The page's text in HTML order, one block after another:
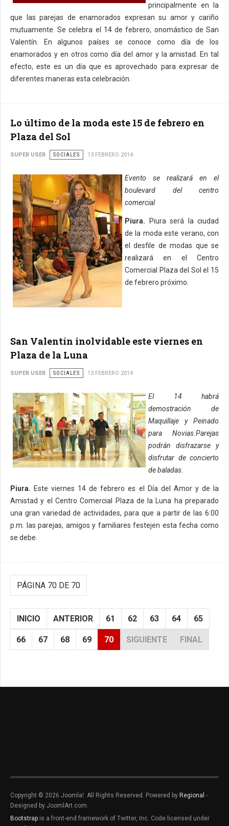
principalmente en la
que las parejas de enamorados expresan su amor y cariño
mutuamente. Se celebra el 14 de febrero, onomástico de San
Valentín. En algunos países se conoce como día de los
enamorados y en otros como día del amor y la amistad. En tal
efecto, este es un día que es aprovechado para expresar de
diferentes maneras esta celebración.
Lo último de la moda este 15 de febrero en
Plaza del Sol
SUPER USER SOCIALES 13 FEBRERO 2014
Evento se realizará en el
boulevard del centro
comercial
Piura. Piura será la ciudad
de la moda este verano, con
el desfile de modas que se
realizará en el Centro
Comercial Plaza del Sol el 15
de febrero próximo.
San Valentín inolvidable este viernes en
Plaza de la Luna
SUPER USER SOCIALES 13 FEBRERO 2014
El 14 habrá
demostración de
Maquillaje y Peinado
para Novias.Parejas
podrán disfrazarse y
disfrutar de concierto
de baladas.
Piura. Este viernes 14 de febrero es el Día del Amor y de la
Amistad y el Centro Comercial Plaza de la Luna ha preparado
una gran variedad de actividades, para que a partir de las 6:00
p.m. las parejas, amigos y familiares festejen esta fecha como
se debe.
PÁGINA 70 DE 70
INICIO ANTERIOR 61 62 63 64 65
66 67 68 69 70 SIGUIENTE FINAL
Copyright © 2026 Joomla!. All Rights Reserved. Powered by Regional -
Designed by JoomlArt.com.
Bootstrap is a front-end framework of Twitter, Inc. Code licensed under